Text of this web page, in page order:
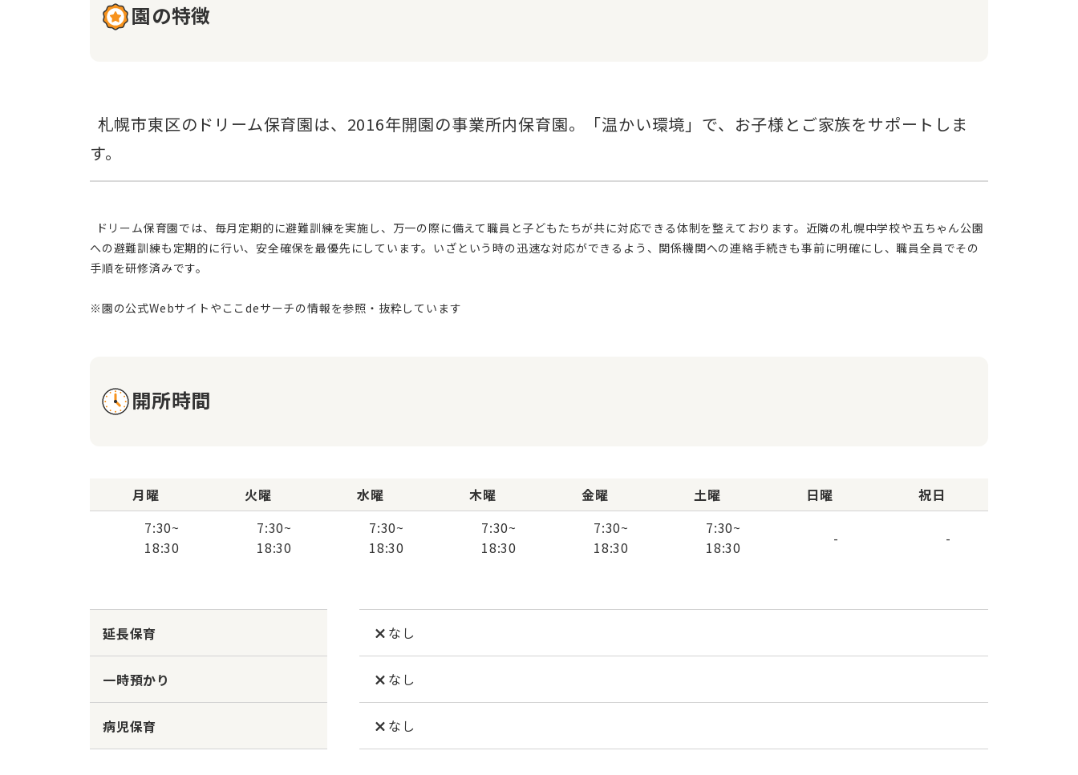
園の特徴
への避難訓練も定期的に行い、安全確保を最優先にしています。いざという時の迅速な対応ができるよう、関係機関への連絡手続きも事前に明確にし、職員全員でその
手順を研修済みです。
開所時間
月曜
7:30~
18:30
火曜
7:30~
18:30
水曜
7:30~
18:30
木曜
7:30~
18:30
金曜
7:30~
18:30
土曜
7:30~
18:30
日曜
-
祝日
-
延長保育 なし
一時預かり なし
病児保育 なし